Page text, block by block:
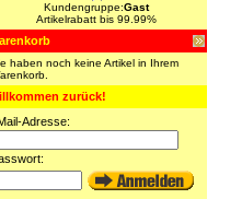
Kundengruppe:Gast
Artikelrabatt bis 99.99%
haben noch keine Artikel in Ihrem
zurück!
Adresse: